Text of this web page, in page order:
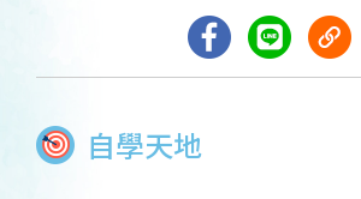
自學天地